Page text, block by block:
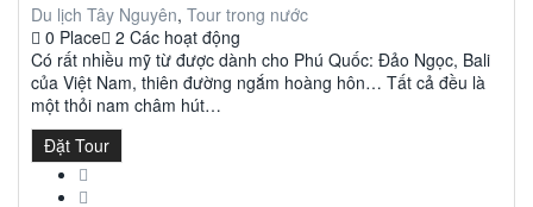
Du lịch Tây Nguyên, Tour trong nước
0 Place 2 Các hoạt động
Có rất nhiều mỹ từ được dành cho Phú Quốc: Đảo Ngọc, Bali
của Việt Nam, thiên đường ngắm hoàng hôn… Tất cả đều là
một thỏi nam châm hút…
Đặt Tour